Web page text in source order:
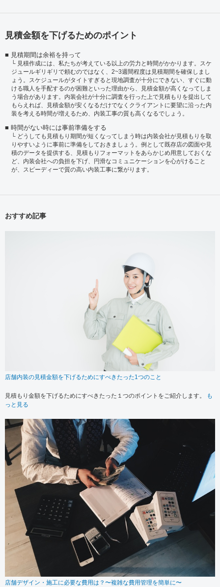
見積金額を下げるためのポイント
見積期間は余裕を持って
見積作成には、私たちが考えている以上の労力と時間がかかります。スケ
ジュールギリギリで頼むのではなく、2~3週間程度は見積期間を確保しまし
ょう。スケジュールがタイトすぎると現地調査が十分にできない、すぐに動
ける職人を手配するのが困難といった理由から、見積金額が高くなってしま
う場合があります。内装会社が十分に調査を行った上で見積もりを提出して
もらえれば、見積金額が安くなるだけでなくクライアントに要望に沿った内
装を考える時間が増えるため、内装工事の質も高くなるでしょう。
時間がない時には事前準備をする
どうしても見積もり期間が短くなってしまう時は内装会社が見積もりを取
りやすいように事前に準備をしておきましょう。例として既存店の図面や見
積のデータを提供する、見積もりフォーマットをあらかじめ用意しておくな
ど、内装会社への負担を下げ、円滑なコミュニケーションを心がけること
が、スピーディーで質の高い内装工事に繋がります。
おすすめ記事
店舗内装の見積金額を下げるためにすべきたった1つのこと
見積もり金額を下げるためにすべきたった１つのポイントをご紹介します。
も
っと見る
店舗デザイン・施工に必要な費用は？〜複雑な費用管理を簡単に〜